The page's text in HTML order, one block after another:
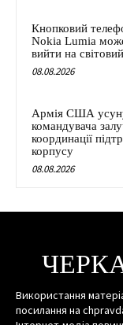
Кнопковий
Nokia Lumia
вийти на
08.08.2026
Армія США
командувача
координації
корпусу
08.08.2026
Використання
посилання на